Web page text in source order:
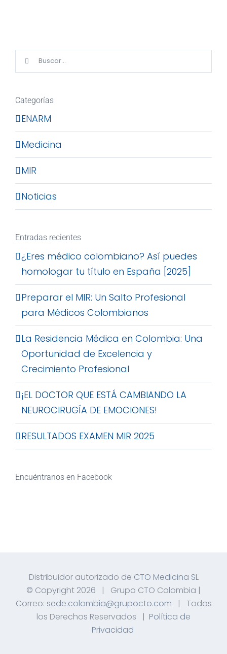
Buscar:
Categorías
ENARM
Medicina
MIR
Noticias
Entradas recientes
¿Eres médico colombiano? Así puedes
homologar tu título en España [2025]
Preparar el MIR: Un Salto Profesional
para Médicos Colombianos
La Residencia Médica en Colombia: Una
Oportunidad de Excelencia y
Crecimiento Profesional
¡EL DOCTOR QUE ESTÁ CAMBIANDO LA
NEUROCIRUGÍA DE EMOCIONES!
RESULTADOS EXAMEN MIR 2025
Encuéntranos en Facebook
Distribuidor autorizado de CTO Medicina SL
© Copyright 2026 | Grupo CTO Colombia |
Correo: sede.colombia@grupocto.com | Todos
los Derechos Reservados | Política de
Privacidad